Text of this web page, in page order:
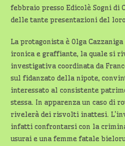
febbraio presso Edicolè Sogni di
delle tante presentazioni del
La protagonista è Olga
ironica e graffiante, la quale si
investigativa coordinata da
sul fidanzato della nipote,
interessato al consistente
stessa. In apparenza un caso di
rivelerà dei risvolti inattesi.
infatti confrontarsi con la
usurai e una femme fatale